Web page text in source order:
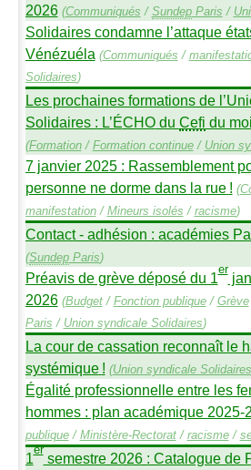
2026 (Communiqués / SundepParis /
Solidaires condamne l’attaque
Vénézuéla (Communiqués /
Solidaires)
Les prochaines formations de
Solidaires : L’ÉCHOdu Cefi du
(Formation/ Formation continue/ Union
7 janvier 2025 : Rassemblement
personne ne dorme dans la rue ! (
manifestation/ Mineurs isolés / racisme)
Contact - adhésion : académies
(SundepParis)
Préavis de grève déposé du 1er
2026 (Budget/ Fonction publique/ Grève
Paris / Union syndicale Solidaires)
La cour de cassation reconnaît le
systémique ! (Union syndicale Solidaires
Égalité professionnelle entre les
hommes : plan académique 2025-
publique/ Ministère-Rectorat/ racisme/
1ersemestre 2026 : Catalogue de